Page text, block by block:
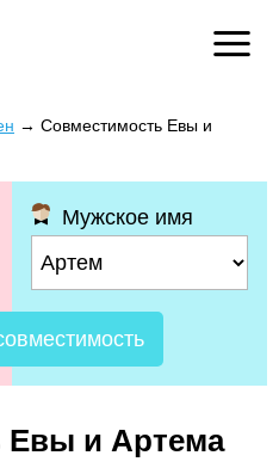
→ Совместимость Евы и
Мужское имя
Евы и Артема